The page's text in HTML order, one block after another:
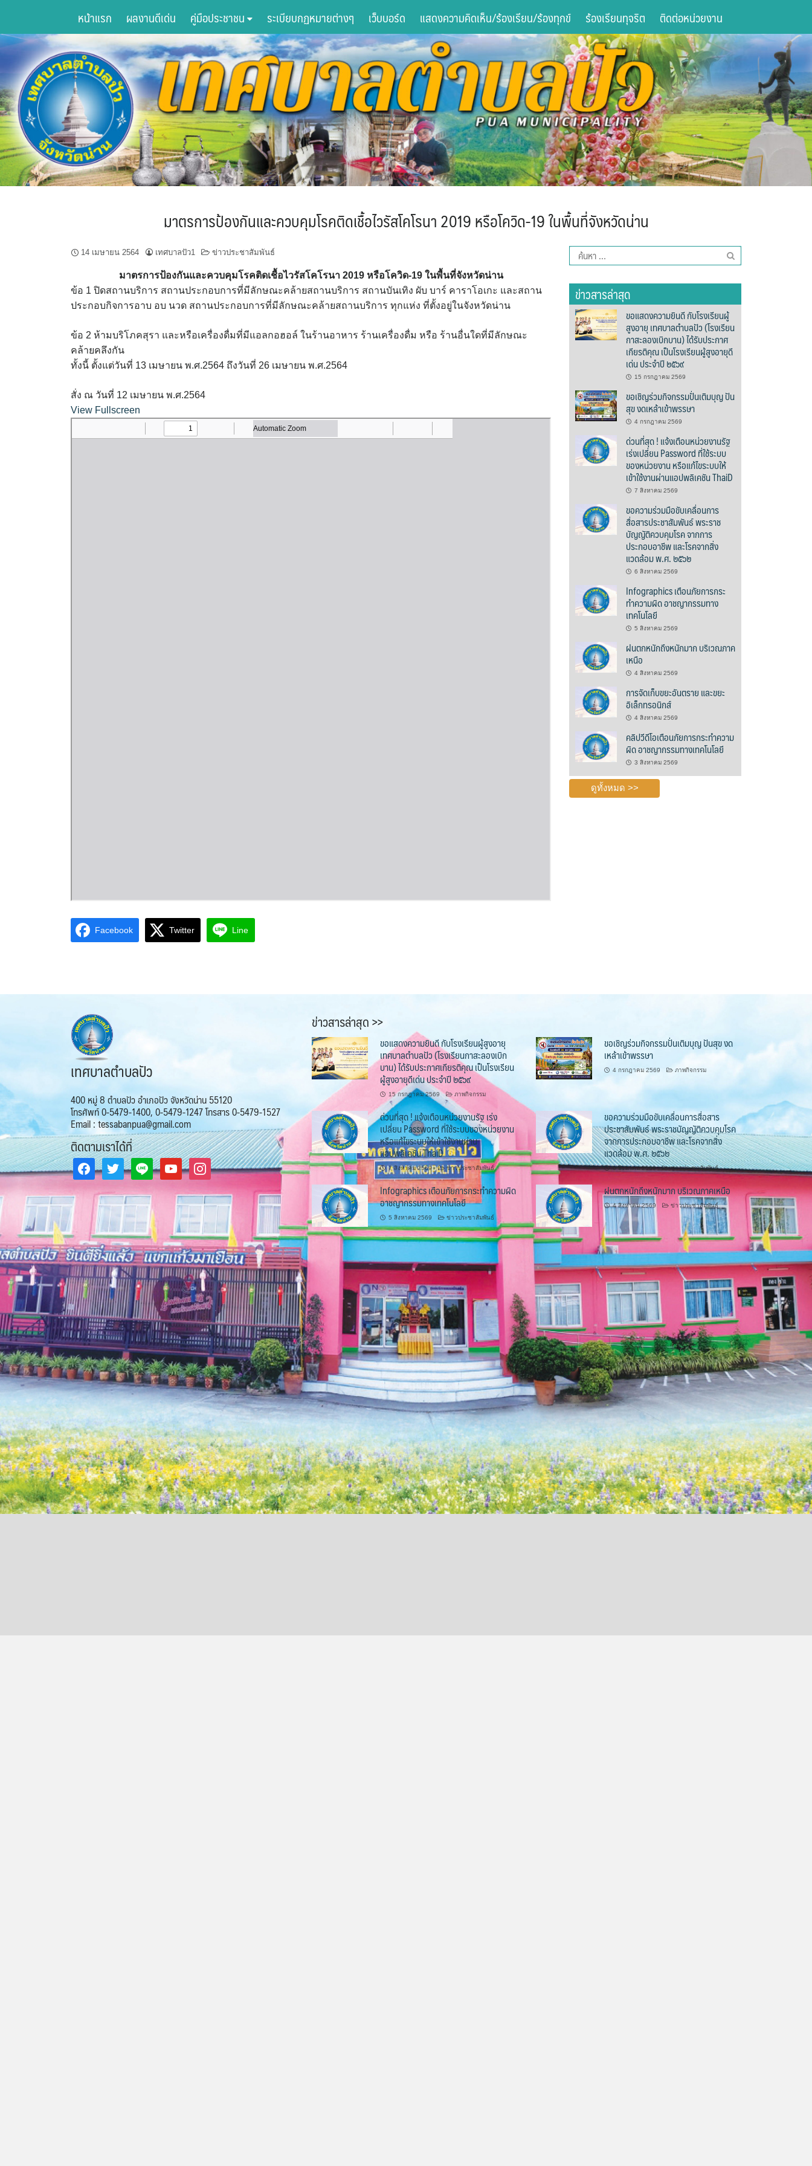
content
หน้าแรก ผลงานดีเด่น คู่มือประชาชน ระเบียบกฏหมายต่างๆ เว็บบอร์ด แสดงความคิดเห็น/ร้องเรียน/ร้องทุกข์ ร้องเรียนทุจริต ติดต่อหน่วยงาน
มาตรการป้องกันและควบคุมโรคติดเชื้อไวรัสโคโรนา 2019 หรือโควิด-19 ในพื้นที่จังหวัดน่าน
14 เมษายน 2564 เทศบาลปัว1 ข่าวประชาสัมพันธ์
มาตรการป้องกันและควบคุมโรคติดเชื้อไวรัสโคโรนา 2019 หรือโควิด-19 ในพื้นที่จังหวัดน่าน
ข้อ 1 ปิดสถานบริการ สถานประกอบการที่มีลักษณะคล้ายสถานบริการ สถานบันเทิง ผับ บาร์ คาราโอเกะ และสถาน
ประกอบกิจการอาบ อบ นวด สถานประกอบการที่มีลักษณะคล้ายสถานบริการ ทุกแห่ง ที่ตั้งอยู่ในจังหวัดน่าน
ข้อ 2 ห้ามบริโภคสุรา และหรือเครื่องดื่มที่มีแอลกอฮอล์ ในร้านอาหาร ร้านเครื่องดื่ม หรือ ร้านอื่นใดที่มีลักษณะ
คล้ายคลึงกัน
ทั้งนี้ ตั้งแต่วันที่ 13 เมษายน พ.ศ.2564 ถึงวันที่ 26 เมษายน พ.ศ.2564
สั่ง ณ วันที่ 12 เมษายน พ.ศ.2564
View Fullscreen
Facebook Twitter Line
ค้นหา
สำหรับ:
ข่าวสารล่าสุด
ขอแสดงความยินดี กับโรงเรียนผู้
สูงอายุ เทศบาลตำบลปัว (โรงเรียน
กาสะลองเบิกบาน) ได้รับประกาศ
เกียรติคุณ เป็นโรงเรียนผู้สูงอายุดี
เด่น ประจำปี ๒๕๖๙
15 กรกฎาคม 2569
ขอเชิญร่วมกิจกรรมปั่นเติมบุญ ปัน
สุข งดเหล้าเข้าพรรษา
4 กรกฎาคม 2569
ด่วนที่สุด ! แจ้งเตือนหน่วยงานรัฐ
เร่งเปลี่ยน Password ที่ใช้ระบบ
ของหน่วยงาน หรือแก้ไขระบบให้
เข้าใช้งานผ่านแอปพลิเคชัน ThaiD
7 สิงหาคม 2569
ขอความร่วมมือขับเคลื่อนการ
สื่อสารประชาสัมพันธ์ พระราช
บัญญัติควบคุมโรค จากการ
ประกอบอาชีพ และโรคจากสิ่ง
แวดล้อม พ.ศ. ๒๕๖๒
6 สิงหาคม 2569
Infographics เตือนภัยการกระ
ทำความผิด อาชญากรรมทาง
เทคโนโลยี
5 สิงหาคม 2569
ฝนตกหนักถึงหนักมาก บริเวณภาค
เหนือ
4 สิงหาคม 2569
การจัดเก็บขยะอันตราย และขยะ
อิเล็กทรอนิกส์
4 สิงหาคม 2569
คลิปวีดีโอเตือนภัยการกระทำความ
ผิด อาชญากรรมทางเทคโนโลยี
3 สิงหาคม 2569
ดูทั้งหมด >>
เทศบาลตำบลปัว
400 หมู่ 8 ตำบลปัว อำเภอปัว จังหวัดน่าน 55120
โทรศัพท์ 0-5479-1400, 0-5479-1247 โทรสาร 0-5479-1527
Email : tessabanpua@gmail.com
ติดตามเราได้ที่
facebooktwitter line youtubeinstagram
ข่าวสารล่าสุด >>
ขอแสดงความยินดี กับโรงเรียนผู้สูงอายุ
เทศบาลตำบลปัว (โรงเรียนกาสะลองเบิก
บาน) ได้รับประกาศเกียรติคุณ เป็นโรงเรียน
ผู้สูงอายุดีเด่น ประจำปี ๒๕๖๙
15 กรกฎาคม 2569 ภาพกิจกรรม
ขอเชิญร่วมกิจกรรมปั่นเติมบุญ ปันสุข งด
เหล้าเข้าพรรษา
4 กรกฎาคม 2569 ภาพกิจกรรม
ด่วนที่สุด ! แจ้งเตือนหน่วยงานรัฐ เร่ง
เปลี่ยน Password ที่ใช้ระบบของหน่วยงาน
หรือแก้ไขระบบให้เข้าใช้งานผ่าน
แอปพลิเคชัน ThaiD
7 สิงหาคม 2569 ข่าวประชาสัมพันธ์
ขอความร่วมมือขับเคลื่อนการสื่อสาร
ประชาสัมพันธ์ พระราชบัญญัติควบคุมโรค
จากการประกอบอาชีพ และโรคจากสิ่ง
แวดล้อม พ.ศ. ๒๕๖๒
6 สิงหาคม 2569 ข่าวประชาสัมพันธ์
Infographics เตือนภัยการกระทำความผิด
อาชญากรรมทางเทคโนโลยี
5 สิงหาคม 2569 ข่าวประชาสัมพันธ์
ฝนตกหนักถึงหนักมาก บริเวณภาคเหนือ
4 สิงหาคม 2569 ข่าวประชาสัมพันธ์